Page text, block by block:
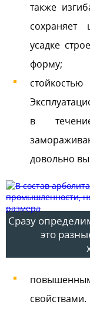
также
сохраняет
усадке
форму;
в
довольно
Сразу
это